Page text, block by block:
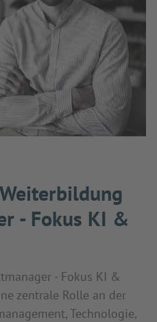
- Fokus KI &
- Fokus KI &
zentrale Rolle an der
Technologie,